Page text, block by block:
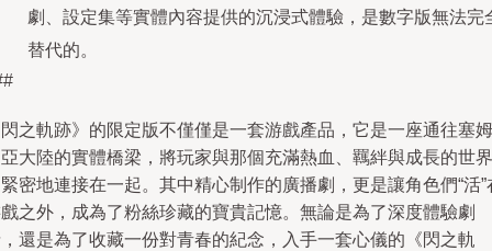
劇、設定集等實體內容提供的沉浸式體驗，是數字版無法完
替代的。
之軌跡》的限定版不僅僅是一套游戲產品，它是一座通往塞姆
大陸的實體橋梁，將玩家與那個充滿熱血、羈絆與成長的世界
密地連接在一起。其中精心制作的廣播劇，更是讓角色們“活”
之外，成為了粉絲珍藏的寶貴記憶。無論是為了深度體驗劇
還是為了收藏一份對青春的紀念，入手一套心儀的《閃之軌